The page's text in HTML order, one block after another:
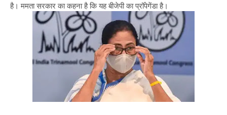
है। ममता सरकार का कहना है कि यह बीजेपी का प्रॉपेगेंडा है।